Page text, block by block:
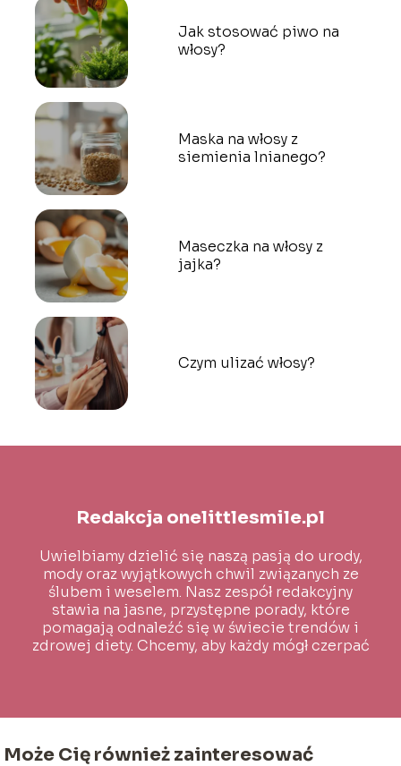
Jak stosować piwo na
włosy?
Maska na włosy z
siemienia lnianego?
Maseczka na włosy z
jajka?
Czym ulizać włosy?
Redakcja onelittlesmile.pl
Uwielbiamy dzielić się naszą pasją do urody,
mody oraz wyjątkowych chwil związanych ze
ślubem i weselem. Nasz zespół redakcyjny
stawia na jasne, przystępne porady, które
pomagają odnaleźć się w świecie trendów i
zdrowej diety. Chcemy, aby każdy mógł czerpać
Może Cię również zainteresować